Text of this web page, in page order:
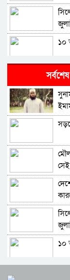
১০
ও
সর্বশেষ
১০